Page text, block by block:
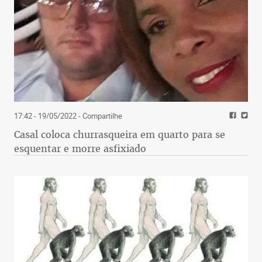
17:42 - 19/05/2022- Compartilhe
Casal coloca churrasqueira em quarto para se
esquentar e morre asfixiado